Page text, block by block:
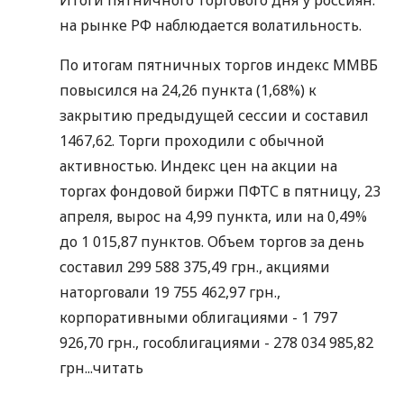
на рынке РФ наблюдается волатильность.
По итогам пятничных торгов индекс ММВБ
повысился на 24,26 пункта (1,68%) к
закрытию предыдущей сессии и составил
1467,62. Торги проходили с обычной
активностью. Индекс цен на акции на
торгах фондовой биржи ПФТС в пятницу, 23
апреля, вырос на 4,99 пункта, или на 0,49%
до 1 015,87 пунктов. Объем торгов за день
составил 299 588 375,49 грн., акциями
наторговали 19 755 462,97 грн.,
корпоративными облигациями - 1 797
926,70 грн., гособлигациями - 278 034 985,82
грн...читать